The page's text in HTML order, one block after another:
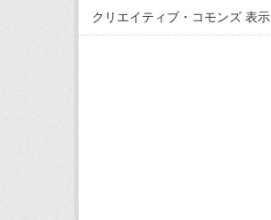
クリエイティブ・コモンズ 表示